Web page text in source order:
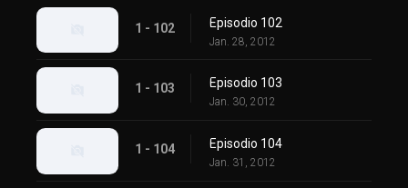
1 - 102 Episodio 102
Jan. 28, 2012
1 - 103 Episodio 103
Jan. 30, 2012
1 - 104 Episodio 104
Jan. 31, 2012